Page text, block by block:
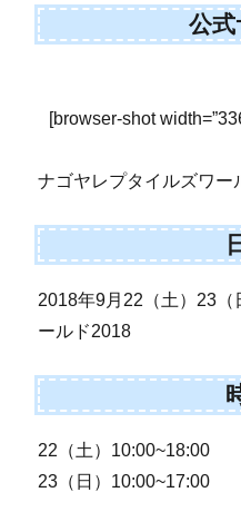
公式
[browser-shot
ナゴヤレプタイルズワー
2018年9月22（土）23（
ールド2018
22（土）10:00~18:00
23（日）10:00~17:00